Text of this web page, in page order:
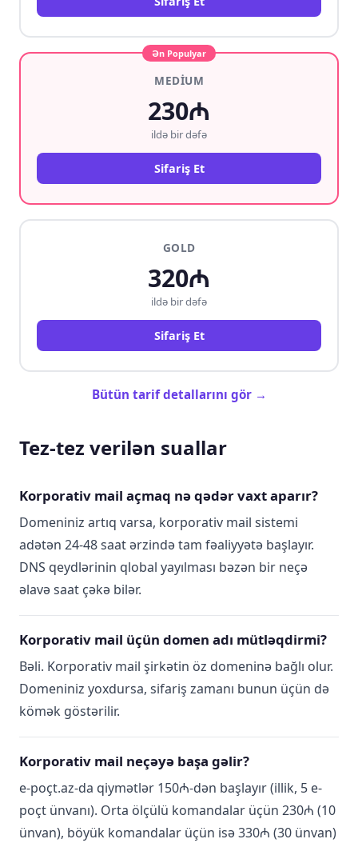
Ən Populyar
MEDIUM
230₼
ildə bir dəfə
Sifariş Et
GOLD
320₼
ildə bir dəfə
Sifariş Et
Bütün tarif detallarını gör →
Tez-tez verilən suallar
Korporativ mail açmaq nə qədər vaxt aparır?
Domeniniz artıq varsa, korporativ mail sistemi
adətən 24-48 saat ərzində tam fəaliyyətə başlayır.
DNS qeydlərinin qlobal yayılması bəzən bir neçə
əlavə saat çəkə bilər.
Korporativ mail üçün domen adı mütləqdirmi?
Bəli. Korporativ mail şirkətin öz domeninə bağlı olur.
Domeniniz yoxdursa, sifariş zamanı bunun üçün də
kömək göstərilir.
Korporativ mail neçəyə başa gəlir?
e-poçt.az-da qiymətlər 150₼-dən başlayır (illik, 5 e-
poçt ünvanı). Orta ölçülü komandalar üçün 230₼ (10
ünvan), böyük komandalar üçün isə 330₼ (30 ünvan)